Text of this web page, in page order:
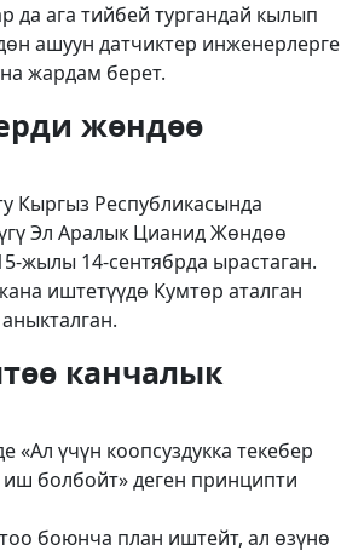
да ага тийбей тургандай кылып
ашуун датчиктер инженерлерге
жардам берет.
жөндөө
Кыргыз Республикасында
Эл Аралык Цианид Жөндөө
жылы 14-сентябрда ырастаган.
иштетүүдө Кумтөр аталган
канчалык
үчүн коопсуздукка текебер
болбойт» деген принципти
боюнча план иштейт, ал өзүнө